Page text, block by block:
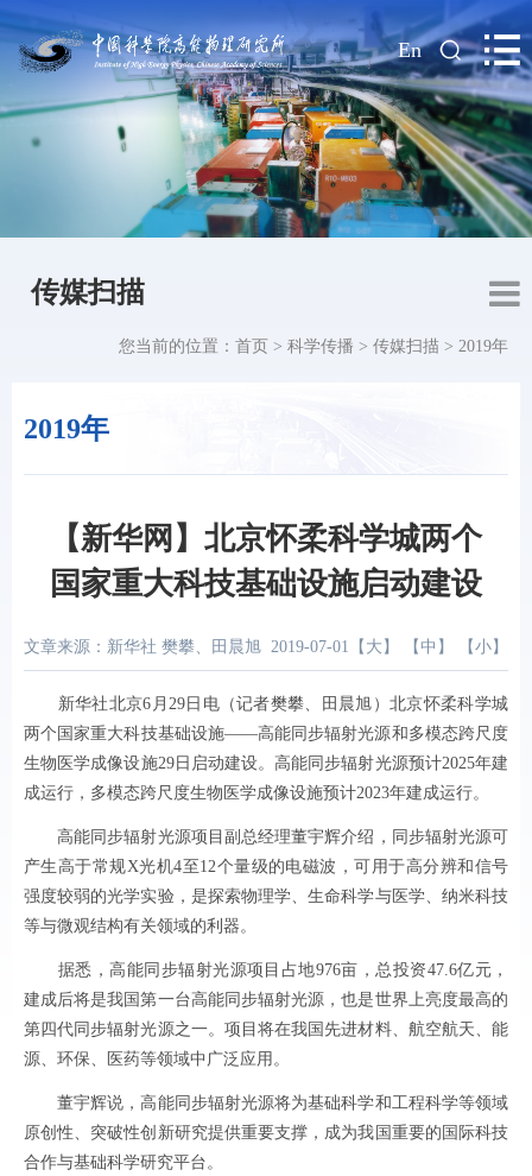
| En
传媒扫描
2019年
您当前的位置： 首页 > 科学传播 > 传媒扫描 > 2019年
【新华网】北京怀柔科学城两个
国家重大科技基础设施启动建设
文章来源：新华社 樊攀、田晨旭 2019-07-01 【 大 】 【 中 】 【 小 】
新华社北京6月29日电（记者樊攀、田晨旭）北京怀柔科学城
两个国家重大科技基础设施——高能同步辐射光源和多模态跨尺度
生物医学成像设施29日启动建设。高能同步辐射光源预计2025年建
成运行，多模态跨尺度生物医学成像设施预计2023年建成运行。
高能同步辐射光源项目副总经理董宇辉介绍，同步辐射光源可
产生高于常规X光机4至12个量级的电磁波，可用于高分辨和信号
强度较弱的光学实验，是探索物理学、生命科学与医学、纳米科技
等与微观结构有关领域的利器。
据悉，高能同步辐射光源项目占地976亩，总投资47.6亿元，
建成后将是我国第一台高能同步辐射光源，也是世界上亮度最高的
第四代同步辐射光源之一。项目将在我国先进材料、航空航天、能
源、环保、医药等领域中广泛应用。
董宇辉说，高能同步辐射光源将为基础科学和工程科学等领域
原创性、突破性创新研究提供重要支撑，成为我国重要的国际科技
合作与基础科学研究平台。